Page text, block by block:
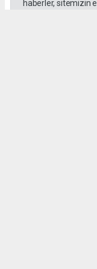
haberler, sitemizin